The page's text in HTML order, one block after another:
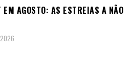
AGOSTO: AS ESTREIAS A NÃO
2026